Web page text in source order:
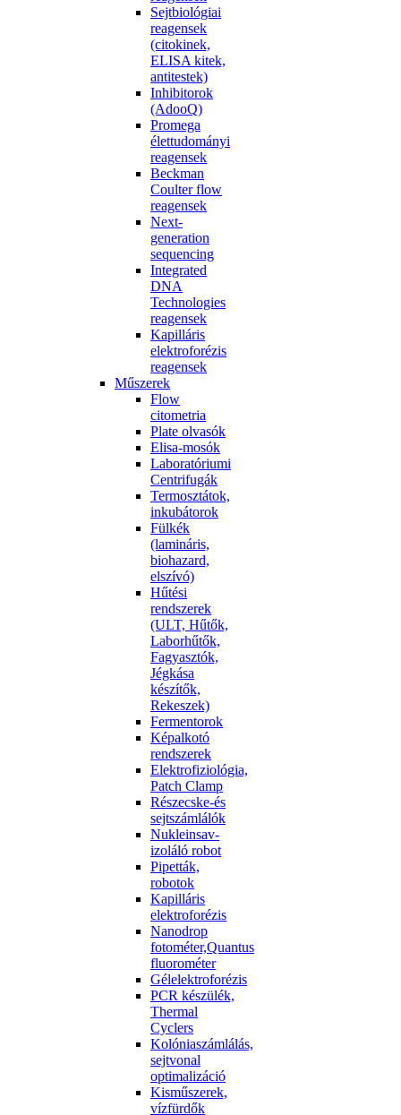
Sejtbiológiai
reagensek
(citokinek,
ELISA kitek,
antitestek)
Inhibitorok
(AdooQ)
Promega
élettudományi
reagensek
Beckman
Coulter flow
reagensek
Next-
generation
sequencing
Integrated
DNA
Technologies
reagensek
Kapilláris
elektroforézis
reagensek
Műszerek
Flow
citometria
Plate olvasók
Elisa-mosók
Laboratóriumi
Centrifugák
Termosztátok,
inkubátorok
Fülkék
(lamináris,
biohazard,
elszívó)
Hűtési
rendszerek
(ULT, Hűtők,
Laborhűtők,
Fagyasztók,
Jégkása
készítők,
Rekeszek)
Fermentorok
Képalkotó
rendszerek
Elektrofiziológia,
Patch Clamp
Részecske-és
sejtszámlálók
Nukleinsav-
izoláló robot
Pipetták,
robotok
Kapilláris
elektroforézis
Nanodrop
fotométer,Quantus
fluorométer
Gélelektroforézis
PCR készülék,
Thermal
Cyclers
Kolóniaszámlálás,
sejtvonal
optimalizáció
Kisműszerek,
vízfürdők